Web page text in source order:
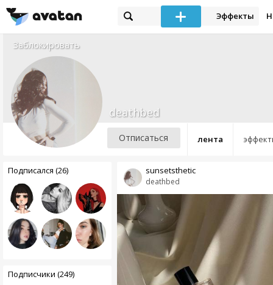
Эффекты
Заблокировать
лента
deathbed
Отписаться
Подписался (26)
Подписчики (249)
deathbed
sunsetsthetic